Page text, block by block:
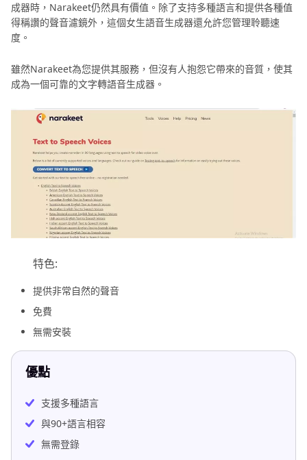
成器時，Narakeet仍然具有價值。除了支持多種語言和提供各種值
得稱讚的聲音濾鏡外，這個女生語音生成器還允許您管理聆聽速
度。
雖然Narakeet為您提供其服務，但沒有人抱怨它帶來的音質，使其
成為一個可靠的文字轉語音生成器。
特色:
提供非常自然的聲音
免費
無需安裝
優點
支援多種語言
與90+語言相容
無需登錄